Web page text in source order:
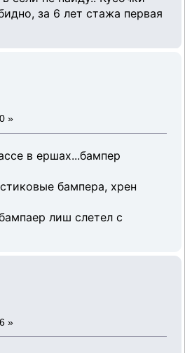
за 6 лет стажа первая
»
в ершах...бампер
бампера, хрен
лиш слетел с
»